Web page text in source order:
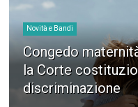
Novità e Bandi
Congedo
la Corte
discriminazione